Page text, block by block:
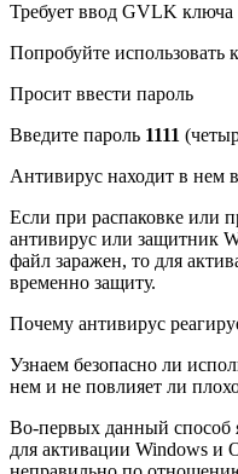
Требует ввод GVLK ключа
Попробуйте
Просит ввести пароль
Введите пароль 1111
Антивирус находит в нем
Если при распаковке или
антивирус или защитник
файл заражен, то для
временно защиту.
Почему антивирус
Узнаем безопасно ли
нем и не повлияет ли
Во-первых данный способ
для активации Windows и